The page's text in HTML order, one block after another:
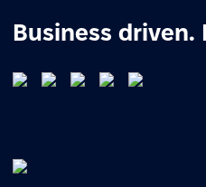
Business driven.